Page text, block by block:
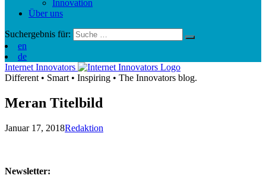
Innovation
Über uns
Suchergebnis für:
en
de
Internet Innovators
Different • Smart • Inspiring • The Innovators blog.
Meran Titelbild
Januar 17, 2018Redaktion
Newsletter: